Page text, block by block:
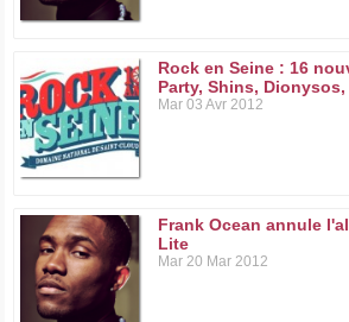
Rock en Seine : 16
Party, Shins,
Mar 03 Avr 2012
Frank Ocean annule
Lite
Mar 20 Mar 2012